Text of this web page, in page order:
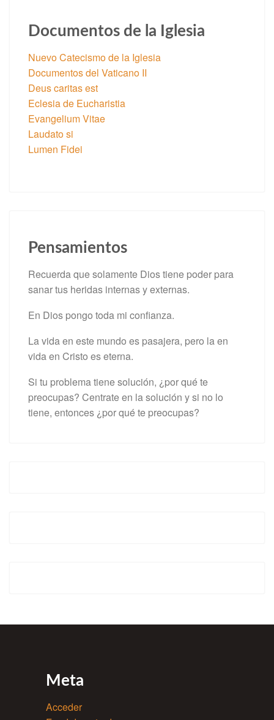
Documentos de la Iglesia
Nuevo Catecismo de la Iglesia
Documentos del Vaticano II
Deus caritas est
Eclesia de Eucharistia
Evangelium Vitae
Laudato si
Lumen Fidei
Pensamientos
Recuerda que solamente Dios tiene poder para
sanar tus heridas internas y externas.
En Dios pongo toda mi confianza.
La vida en este mundo es pasajera, pero la en
vida en Cristo es eterna.
Si tu problema tiene solución, ¿por qué te
preocupas? Centrate en la solución y si no lo
tiene, entonces ¿por qué te preocupas?
Meta
Acceder